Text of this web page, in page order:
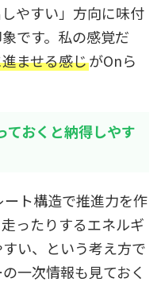
やすい」方向に味付
です。私の感覚だ
ませる感じがOnら
おくと納得しやす
ト構造で推進力を作
ったりするエネルギ
い、という考え方で
一次情報も見ておく